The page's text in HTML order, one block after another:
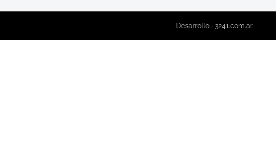
Desarrollo · 3241.com.ar